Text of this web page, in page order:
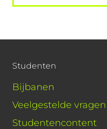
Studenten
Bijbanen
Veelgestelde vragen
Studentencontent